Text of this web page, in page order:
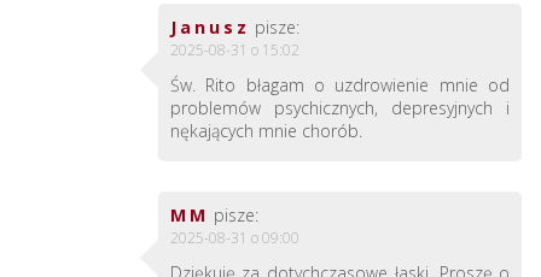
Janusz pisze:
2025-08-31 o 15:02
Św. Rito błagam o uzdrowienie mnie od
problemów psychicznych, depresyjnych i
nękających mnie chorób.
MM pisze:
2025-08-31 o 09:00